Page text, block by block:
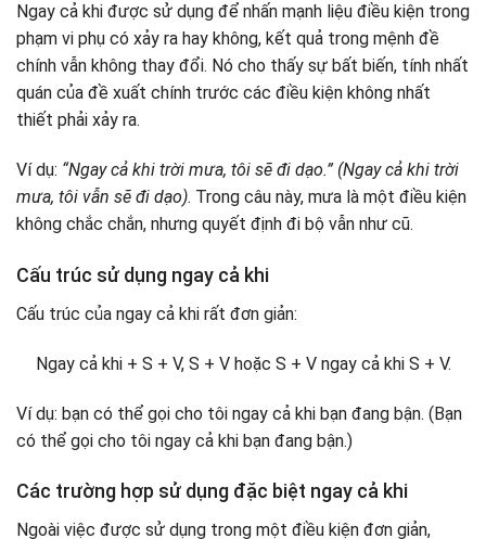
Ngay cả khi được sử dụng để nhấn mạnh liệu điều kiện trong
phạm vi phụ có xảy ra hay không, kết quả trong mệnh đề
chính vẫn không thay đổi. Nó cho thấy sự bất biến, tính nhất
quán của đề xuất chính trước các điều kiện không nhất
thiết phải xảy ra.
Ví dụ: “Ngay cả khi trời mưa, tôi sẽ đi dạo.” (Ngay cả khi trời
mưa, tôi vẫn sẽ đi dạo). Trong câu này, mưa là một điều kiện
không chắc chắn, nhưng quyết định đi bộ vẫn như cũ.
Cấu trúc sử dụng ngay cả khi
Cấu trúc của ngay cả khi rất đơn giản:
Ngay cả khi + S + V, S + V hoặc S + V ngay cả khi S + V.
Ví dụ: bạn có thể gọi cho tôi ngay cả khi bạn đang bận. (Bạn
có thể gọi cho tôi ngay cả khi bạn đang bận.)
Các trường hợp sử dụng đặc biệt ngay cả khi
Ngoài việc được sử dụng trong một điều kiện đơn giản,